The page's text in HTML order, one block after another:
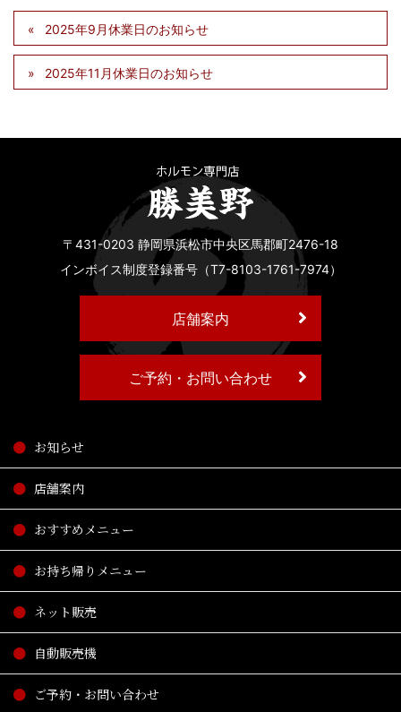
2025年9月休業日のお知らせ
2025年11月休業日のお知らせ
〒431-0203 静岡県浜松市中央区馬郡町2476-18
インボイス制度登録番号（T7-8103-1761-7974）
店舗案内
ご予約・お問い合わせ
お知らせ
店舗案内
おすすめメニュー
お持ち帰りメニュー
ネット販売
自動販売機
ご予約・お問い合わせ